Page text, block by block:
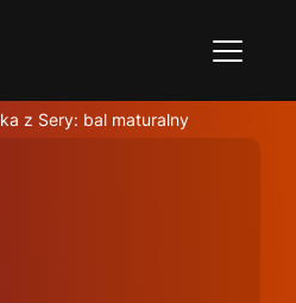
z Sery: bal maturalny